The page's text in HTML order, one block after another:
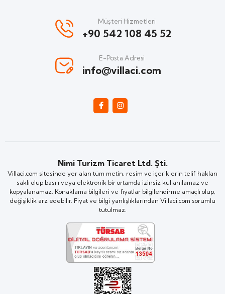
Müşteri Hizmetleri
+90 542 108 45 52
E-Posta Adresi
info@villaci.com
Nimi Turizm Ticaret Ltd. Şti.
Villaci.com sitesinde yer alan tüm metin, resim ve içeriklerin telif hakları
saklı olup basılı veya elektronik bir ortamda izinsiz kullanılamaz ve
kopyalanamaz. Konaklama bilgileri ve fiyatlar bilgilendirme amaçlı olup,
değişiklik arz edebilir. Fiyat ve bilgi yanlışlıklarından Villaci.com sorumlu
tutulmaz.